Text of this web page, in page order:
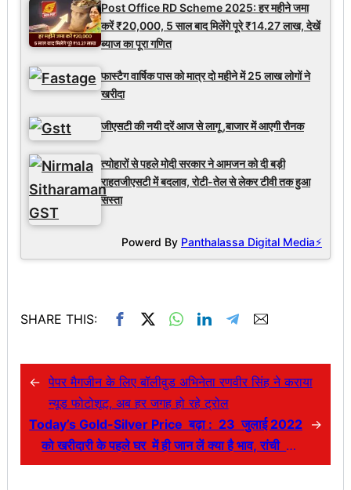
Post Office RD Scheme 2025: हर महीने जमा
करें ₹20,000, 5 साल बाद मिलेंगे पूरे ₹14.27 लाख, देखें
ब्याज का पूरा गणित
फास्टैग वार्षिक पास को मात्र दो महीने में 25 लाख लोगों ने
खरीदा
जीएसटी की नयी दरें आज से लागू ,बाजार में आएगी रौनक
त्योहारों से पहले मोदी सरकार ने आमजन को दी बड़ी
राहतजीएसटी में बदलाव, रोटी-तेल से लेकर टीवी तक हुआ
सस्ता
Powerd By Panthalassa Digital Media⚡
SHARE THIS:
← पेपर मैगजीन के लिए बॉलीवुड अभिनेता रणवीर सिंह ने कराया
न्यूड फोटोशूट, अब हर जगह हो रहे ट्रोल
Today’s Gold-Silver Price बढ़ा : 23 जुलाई 2022
को खरीदारी के पहले घर में ही जान लें क्या है भाव, रांची और
पटना में चल रहा यह रेट…
→